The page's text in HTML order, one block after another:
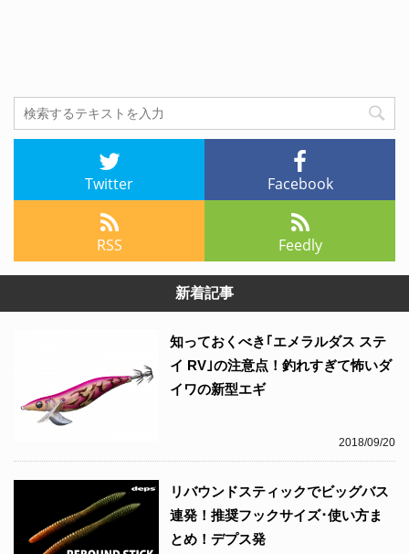
Twitter Facebook
RSS Feedly
新着記事
2018/09/20
知っておくべき｢エメラルダス ステ
イ RV｣の注意点！釣れすぎて怖いダ
イワの新型エギ
リバウンドスティックでビッグバス
連発！推奨フックサイズ･使い方ま
とめ！デプス発